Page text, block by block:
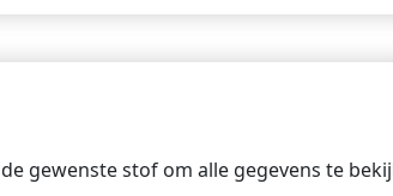
gewenste stof om alle gegevens te